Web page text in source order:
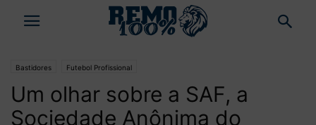
Bastidores Futebol Profissional
Um olhar sobre a SAF, a
Sociedade Anônima do